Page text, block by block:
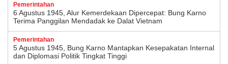
Pemerintahan
6 Agustus 1945, Alur Kemerdekaan Dipercepat: Bung Karno
Terima Panggilan Mendadak ke Dalat Vietnam
Pemerintahan
5 Agustus 1945, Bung Karno Mantapkan Kesepakatan Internal
dan Diplomasi Politik Tingkat Tinggi